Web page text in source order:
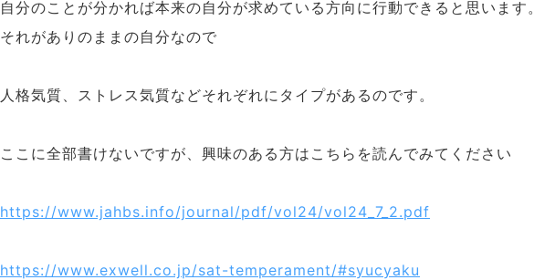
自分のことが分かれば本来の自分が求めている方向に行動できると思います。
それがありのままの自分なので
人格気質、ストレス気質などそれぞれにタイプがあるのです。
ここに全部書けないですが、興味のある方はこちらを読んでみてください
https://www.jahbs.info/journal/pdf/vol24/vol24_7_2.pdf
https://www.exwell.co.jp/sat-temperament/#syucyaku